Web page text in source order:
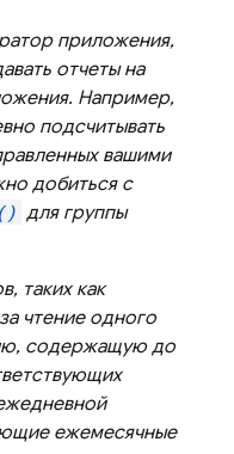
приложения,
отчеты на
Например,
подсчитывать
вашими
добиться с
для группы
таких как
чтение одного
содержащую до
ежемесячные